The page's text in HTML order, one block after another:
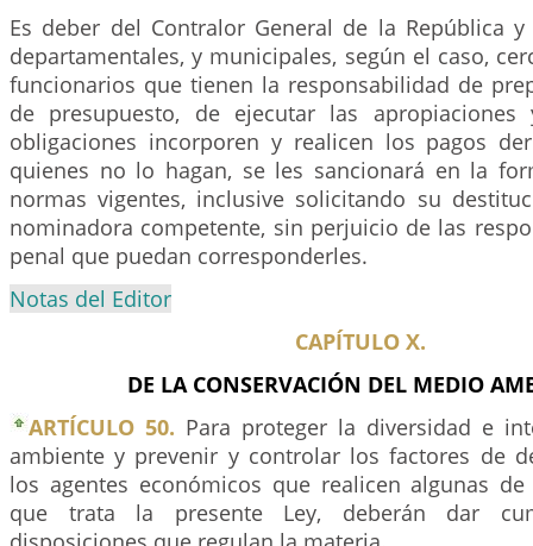
Es deber del Contralor General de la República
departamentales, y municipales, según el caso,
funcionarios que tienen la responsabilidad de
de presupuesto, de ejecutar las
obligaciones incorporen y realicen los pagos
quienes no lo hagan, se les sancionará en la
normas vigentes, inclusive solicitando su
nominadora competente, sin perjuicio de las
penal que puedan corresponderles.
Notas del Editor
CAPÍTULO X.
DE LA CONSERVACIÓN DEL MEDIO
ARTÍCULO 50. Para proteger la diversidad e
ambiente y prevenir y controlar los factores de
los agentes económicos que realicen algunas
que trata la presente Ley, deberán dar